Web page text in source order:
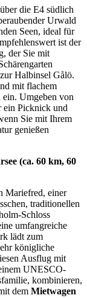
die E4 südlich
Urwald
Seen, ideal für
ist der
der Sie mit
Halbinsel Gålö.
mit flachem
ein. Umgeben von
ein Picknick und
Sie mit Ihrem
genießen
(ca. 60 km, 60
Mariefred, einer
traditionellen
Schloss
umfangreiche
lädt zum
königliche
Ausflug mit
UNESCO-
kombinieren,
dem Mietwagen